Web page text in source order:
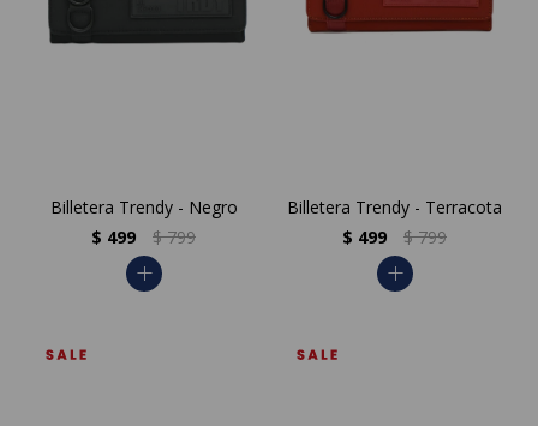
Billetera Trendy - Negro
$ 499 $ 799
add
Billetera Trendy - Terracota
$ 499 $ 799
add